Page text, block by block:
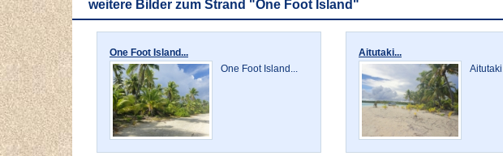
weitere Bilder zum Strand "One Foot Island"
One Foot Island...
One Foot Island...
Aitutaki...